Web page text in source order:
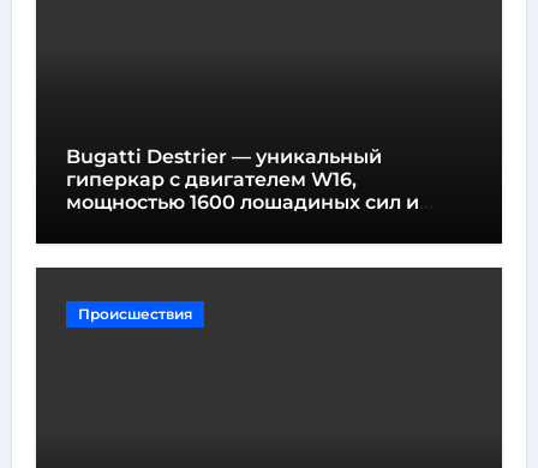
Bugatti Destrier — уникальный
гиперкар с двигателем W16,
мощностью 1600 лошадиных сил и
Происшествия